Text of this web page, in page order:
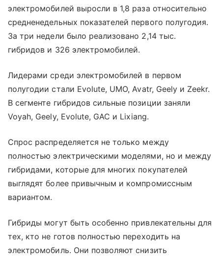
электромобилей выросли в 1,8 раза относительно
средненедельных показателей первого полугодия.
За три недели было реализовано 2,14 тыс.
гибридов и 326 электромобилей.
Лидерами среди электромобилей в первом
полугодии стали Evolute, UMO, Avatr, Geely и Zeekr.
В сегменте гибридов сильные позиции заняли
Voyah, Geely, Evolute, GAC и Lixiang.
Спрос распределяется не только между
полностью электрическими моделями, но и между
гибридами, которые для многих покупателей
выглядят более привычным и компромиссным
вариантом.
Гибриды могут быть особенно привлекательны для
тех, кто не готов полностью переходить на
электромобиль. Они позволяют снизить